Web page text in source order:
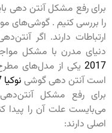
برای رفع مشکل آنتن دهی
را بررسی کنیم . گوشی‌های
ارتباطات دارند. اگر
دنیای مدرن با مشکل
2017 یکی از مدل‌های
است آنتن دهی گوشی نوکیا FA 3310 2017
برای رفع مشکل آنتن‌دهی
می‌بایست علت آن را پیدا
اصلی دارند: